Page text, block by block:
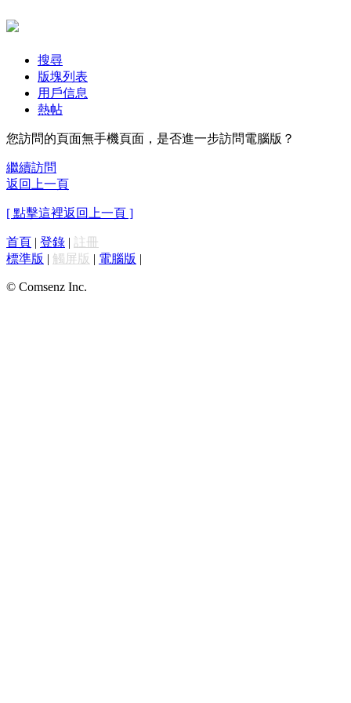
搜尋
版塊列表
用戶信息
熱帖
您訪問的頁面無手機頁面，是否進一步訪問電腦版？
繼續訪問
返回上一頁
[ 點擊這裡返回上一頁 ]
首頁 | 登錄 | 註冊
標準版 | 觸屏版 | 電腦版 |
© Comsenz Inc.